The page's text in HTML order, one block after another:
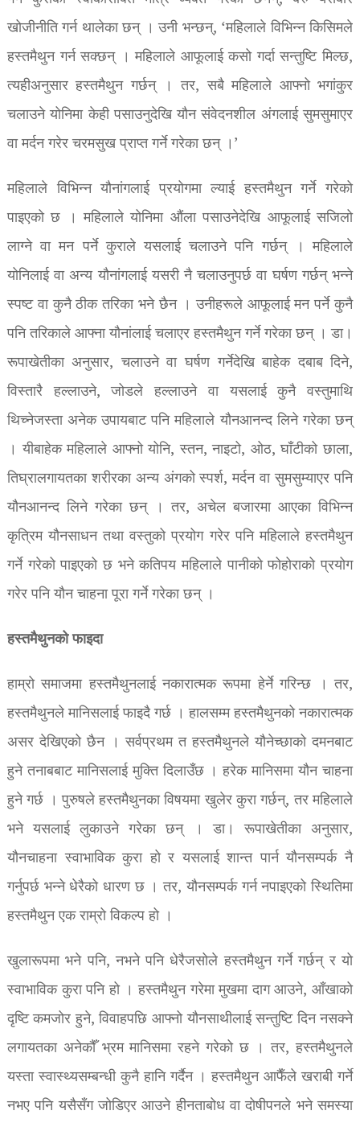
खोजीनीति गर्न थालेका छन् । उनी भन्छन्, ‘महिलाले विभिन्न किसिमले
हस्तमैथुन गर्न सक्छन् । महिलाले आफूलाई कसो गर्दा सन्तुष्टि मिल्छ,
त्यहीअनुसार हस्तमैथुन गर्छन् । तर, सबै महिलाले आफ्नो भगांकुर
चलाउने योनिमा केही पसाउनुदेखि यौन संवेदनशील अंगलाई सुमसुमाएर
वा मर्दन गरेर चरमसुख प्राप्त गर्ने गरेका छन् ।’
महिलाले विभिन्न यौनांगलाई प्रयोगमा ल्याई हस्तमैथुन गर्ने गरेको
पाइएको छ । महिलाले योनिमा औंला पसाउनेदेखि आफूलाई सजिलो
लाग्ने वा मन पर्ने कुराले यसलाई चलाउने पनि गर्छन् । महिलाले
योनिलाई वा अन्य यौनांगलाई यसरी नै चलाउनुपर्छ वा घर्षण गर्छन् भन्ने
स्पष्ट वा कुनै ठीक तरिका भने छैन । उनीहरूले आफूलाई मन पर्ने कुनै
पनि तरिकाले आफ्ना यौनांलाई चलाएर हस्तमैथुन गर्ने गरेका छन् । डा।
रूपाखेतीका अनुसार, चलाउने वा घर्षण गर्नेदेखि बाहेक दबाब दिने,
विस्तारै हल्लाउने, जोडले हल्लाउने वा यसलाई कुनै वस्तुमाथि
थिच्नेजस्ता अनेक उपायबाट पनि महिलाले यौनआनन्द लिने गरेका छन्
। यीबाहेक महिलाले आफ्नो योनि, स्तन, नाइटो, ओठ, घाँटीको छाला,
तिघ्रालगायतका शरीरका अन्य अंगको स्पर्श, मर्दन वा सुमसुम्याएर पनि
यौनआनन्द लिने गरेका छन् । तर, अचेल बजारमा आएका विभिन्न
कृत्रिम यौनसाधन तथा वस्तुको प्रयोग गरेर पनि महिलाले हस्तमैथुन
गर्ने गरेको पाइएको छ भने कतिपय महिलाले पानीको फोहोराको प्रयोग
गरेर पनि यौन चाहना पूरा गर्ने गरेका छन् ।
हस्तमैथुनको फाइदा
हाम्रो समाजमा हस्तमैथुनलाई नकारात्मक रूपमा हेर्ने गरिन्छ । तर,
हस्तमैथुनले मानिसलाई फाइदै गर्छ । हालसम्म हस्तमैथुनको नकारात्मक
असर देखिएको छैन । सर्वप्रथम त हस्तमैथुनले यौनेच्छाको दमनबाट
हुने तनाबबाट मानिसलाई मुक्ति दिलाउँछ । हरेक मानिसमा यौन चाहना
हुने गर्छ । पुरुषले हस्तमैथुनका विषयमा खुलेर कुरा गर्छन्, तर महिलाले
भने यसलाई लुकाउने गरेका छन् । डा। रूपाखेतीका अनुसार,
यौनचाहना स्वाभाविक कुरा हो र यसलाई शान्त पार्न यौनसम्पर्क नै
गर्नुपर्छ भन्ने धेरैको धारण छ । तर, यौनसम्पर्क गर्न नपाइएको स्थितिमा
हस्तमैथुन एक राम्रो विकल्प हो ।
खुलारूपमा भने पनि, नभने पनि धेरैजसोले हस्तमैथुन गर्ने गर्छन् र यो
स्वाभाविक कुरा पनि हो । हस्तमैथुन गरेमा मुखमा दाग आउने, आँखाको
दृष्टि कमजोर हुने, विवाहपछि आफ्नो यौनसाथीलाई सन्तुष्टि दिन नसक्ने
लगायतका अनेकौँ भ्रम मानिसमा रहने गरेको छ । तर, हस्तमैथुनले
यस्ता स्वास्थ्यसम्बन्धी कुनै हानि गर्दैन । हस्तमैथुन आफैँले खराबी गर्ने
नभए पनि यसैसँग जोडिएर आउने हीनताबोध वा दोषीपनले भने समस्या